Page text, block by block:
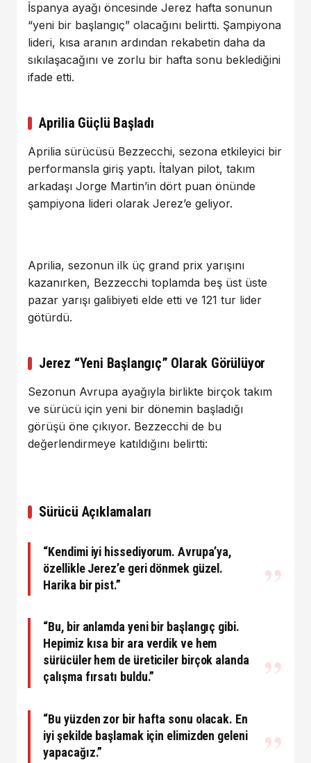
İspanya ayağı öncesinde Jerez hafta sonunun
“yeni bir başlangıç” olacağını belirtti. Şampiyona
lideri, kısa aranın ardından rekabetin daha da
sıkılaşacağını ve zorlu bir hafta sonu beklediğini
ifade etti.
Aprilia Güçlü Başladı
Aprilia sürücüsü Bezzecchi, sezona etkileyici bir
performansla giriş yaptı. İtalyan pilot, takım
arkadaşı Jorge Martin’in dört puan önünde
şampiyona lideri olarak Jerez’e geliyor.
Aprilia, sezonun ilk üç grand prix yarışını
kazanırken, Bezzecchi toplamda beş üst üste
pazar yarışı galibiyeti elde etti ve 121 tur lider
götürdü.
Jerez “Yeni Başlangıç” Olarak Görülüyor
Sezonun Avrupa ayağıyla birlikte birçok takım
ve sürücü için yeni bir dönemin başladığı
görüşü öne çıkıyor. Bezzecchi de bu
değerlendirmeye katıldığını belirtti:
Sürücü Açıklamaları
“Kendimi iyi hissediyorum. Avrupa’ya,
özellikle Jerez’e geri dönmek güzel.
Harika bir pist.”
“Bu, bir anlamda yeni bir başlangıç gibi.
Hepimiz kısa bir ara verdik ve hem
sürücüler hem de üreticiler birçok alanda
çalışma fırsatı buldu.”
“Bu yüzden zor bir hafta sonu olacak. En
iyi şekilde başlamak için elimizden geleni
yapacağız.”